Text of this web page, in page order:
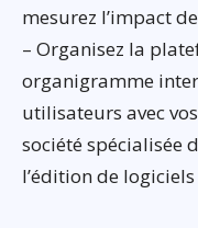
mesurez l’impact
– Organisez la
organigramme
utilisateurs avec
société spécialisée
l’édition de